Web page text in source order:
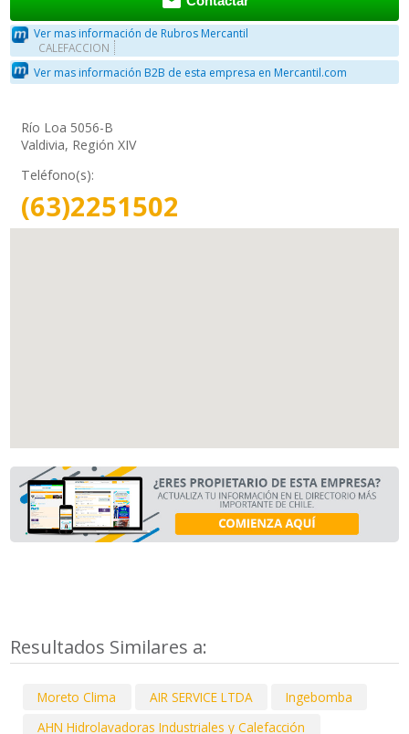
Ver mas información de Rubros Mercantil
CALEFACCION
Ver mas información B2B de esta empresa en Mercantil.com
Río Loa 5056-B
Valdivia, Región XIV
Teléfono(s):
(63)2251502
Resultados Similares a:
Moreto Clima AIR SERVICE LTDA
Ingebomba
AHN Hidrolavadoras Industriales y Calefacción